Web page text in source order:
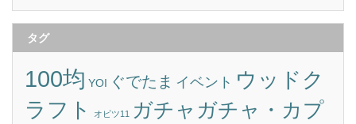
タグ
100均 YOI ぐでたま イベント ウッドク
ラフト
オビツ11
ガチャガチャ・カプ